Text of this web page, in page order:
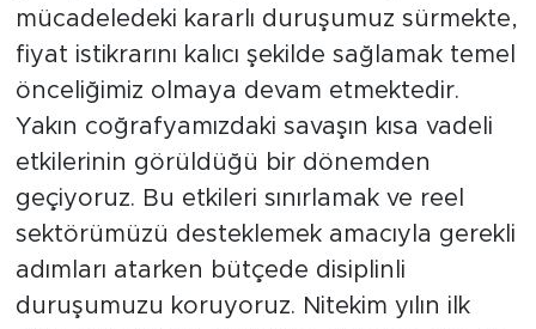
mücadeledeki kararlı duruşumuz sürmekte,
fiyat istikrarını kalıcı şekilde sağlamak temel
önceliğimiz olmaya devam etmektedir.
Yakın coğrafyamızdaki savaşın kısa vadeli
etkilerinin görüldüğü bir dönemden
geçiyoruz. Bu etkileri sınırlamak ve reel
sektörümüzü desteklemek amacıyla gerekli
adımları atarken bütçede disiplinli
duruşumuzu koruyoruz. Nitekim yılın ilk